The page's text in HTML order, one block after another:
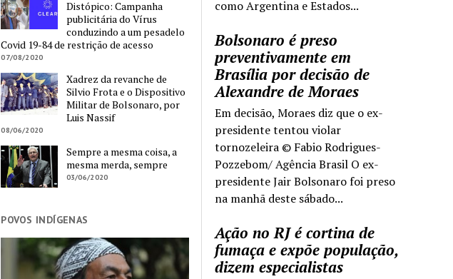
como Argentina e Estados...
Bolsonaro é preso
preventivamente em
Brasília por decisão de
Alexandre de Moraes
Em decisão, Moraes diz que o ex-
presidente tentou violar
tornozeleira © Fabio Rodrigues-
Pozzebom/ Agência Brasil O ex-
presidente Jair Bolsonaro foi preso
na manhã deste sábado...
Ação no RJ é cortina de
fumaça e expõe população,
dizem especialistas
Distópico: Campanha
publicitária do Vírus
conduzindo a um pesadelo
Covid 19-84 de restrição de acesso
07/08/2020
Xadrez da revanche de
Silvio Frota e o Dispositivo
Militar de Bolsonaro, por
Luis Nassif
08/06/2020
Sempre a mesma coisa, a
mesma merda, sempre
03/06/2020
POVOS INDÍGENAS